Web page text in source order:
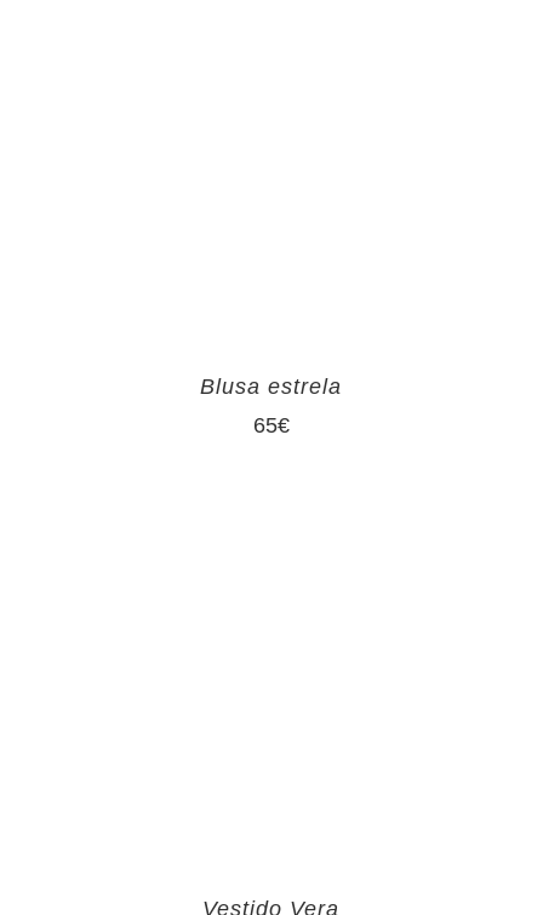
Blusa estrela
65€
Vestido Vera